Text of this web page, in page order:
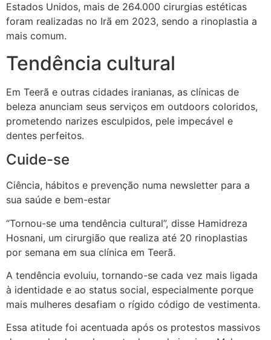
Estados Unidos, mais de 264.000 cirurgias estéticas
foram realizadas no Irã em 2023, sendo a rinoplastia a
mais comum.
Tendência cultural
Em Teerã e outras cidades iranianas, as clínicas de
beleza anunciam seus serviços em outdoors coloridos,
prometendo narizes esculpidos, pele impecável e
dentes perfeitos.
Cuide-se
Ciência, hábitos e prevenção numa newsletter para a
sua saúde e bem-estar
“Tornou-se uma tendência cultural”, disse Hamidreza
Hosnani, um cirurgião que realiza até 20 rinoplastias
por semana em sua clínica em Teerã.
A tendência evoluiu, tornando-se cada vez mais ligada
à identidade e ao status social, especialmente porque
mais mulheres desafiam o rígido código de vestimenta.
Essa atitude foi acentuada após os protestos massivos